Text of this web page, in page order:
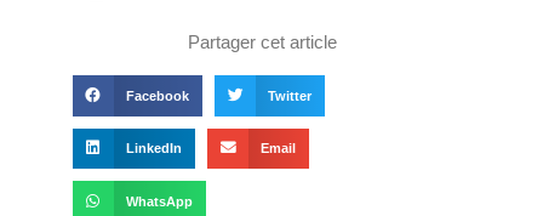
Partager cet article
Facebook Twitter
LinkedIn Email
WhatsApp